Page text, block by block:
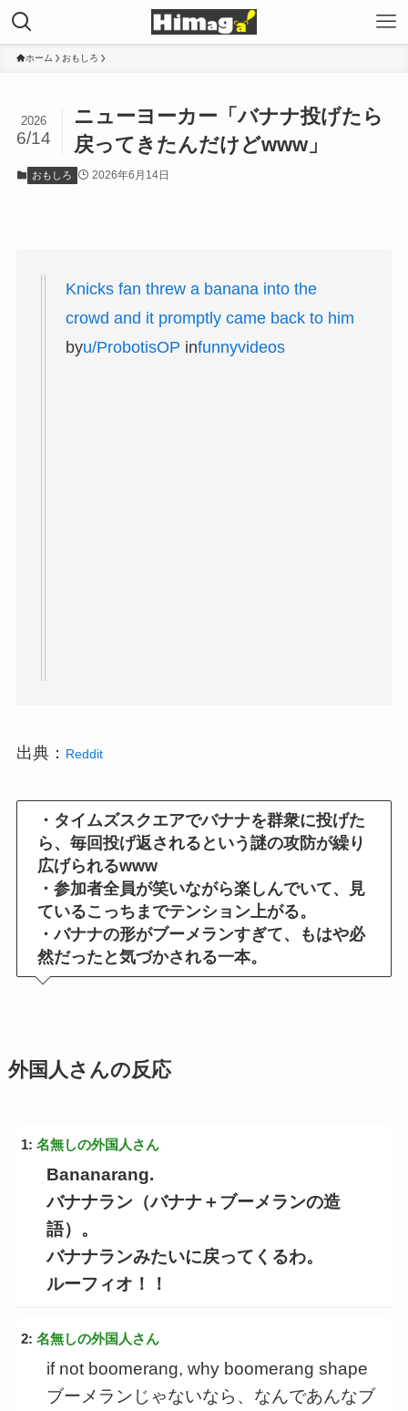
ホーム おもしろ
ニューヨーカー「バナナ投げたら
戻ってきたんだけどwww」
2026
6/14
おもしろ 2026年6月14日
Knicks fan threw a banana into the
crowd and it promptly came back to him
byu/ProbotisOP infunnyvideos
出典： Reddit
・タイムズスクエアでバナナを群衆に投げた
ら、毎回投げ返されるという謎の攻防が繰り
広げられるwww
・参加者全員が笑いながら楽しんでいて、見
ているこっちまでテンション上がる。
・バナナの形がブーメランすぎて、もはや必
然だったと気づかされる一本。
外国人さんの反応
1: 名無しの外国人さん
Bananarang.
バナナラン（バナナ＋ブーメランの造
語）。
バナナランみたいに戻ってくるわ。
ルーフィオ！！
2: 名無しの外国人さん
if not boomerang, why boomerang shape
ブーメランじゃないなら、なんであんなブ